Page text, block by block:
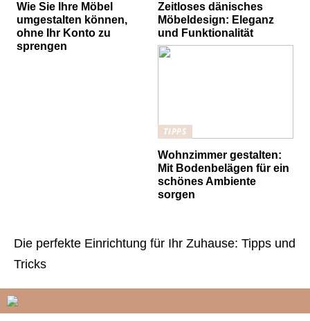
Wie Sie Ihre Möbel
umgestalten können,
ohne Ihr Konto zu
sprengen
Zeitloses dänisches
Möbeldesign: Eleganz
und Funktionalität
TIPPS
Wohnzimmer gestalten:
Mit Bodenbelägen für ein
schönes Ambiente
sorgen
Die perfekte Einrichtung für Ihr Zuhause: Tipps und
Tricks